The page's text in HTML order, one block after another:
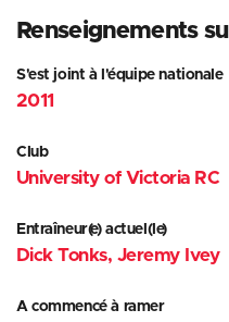
Renseignements
S'est joint à l'équipe nationale
2011
Club
University of Victoria RC
Entraîneur(e) actuel(le)
Dick Tonks, Jeremy Ivey
A commencé à ramer